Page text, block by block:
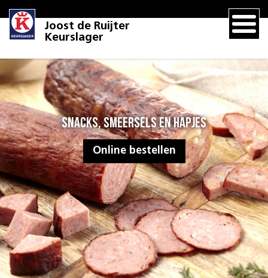
Joost de Ruijter
Keurslager
Snacks, smeersels en hapjes
Online bestellen